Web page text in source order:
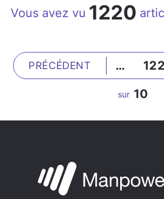
Vous avez vu 1220
PRÉCÉDENT … 122
sur 10